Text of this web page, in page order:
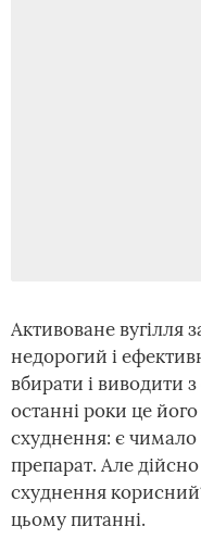
Активоване вугілля
недорогий і
вбирати і виводити
останні роки це його
схуднення: є чимало
препарат. Але
схуднення
цьому питанні.